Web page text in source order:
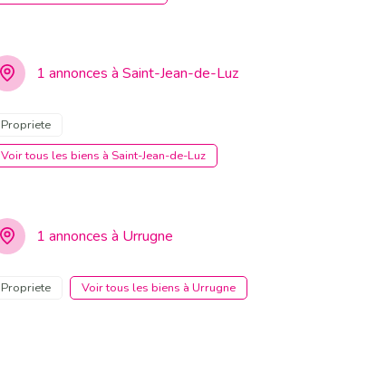
1 annonces à Saint-Jean-de-Luz
Propriete
Voir tous les biens à Saint-Jean-de-Luz
1 annonces à Urrugne
Propriete Voir tous les biens à Urrugne